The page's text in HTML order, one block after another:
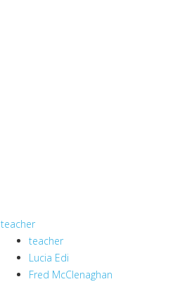
teacher
teacher
Lucia Edi
Fred McClenaghan